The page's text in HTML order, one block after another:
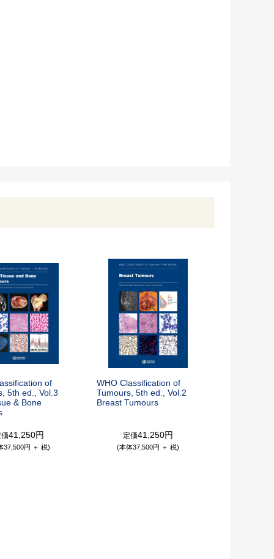
of
5th ed., Vol.3
& Bone
価41,250円
37,500円 ＋ 税)
WHO Classification of
Tumours, 5th ed., Vol.2
Breast Tumours
定価41,250円
(本体37,500円 ＋ 税)